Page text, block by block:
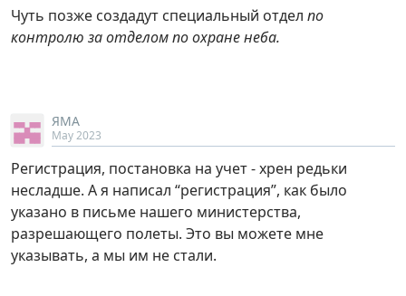
Чуть позже создадут специальный отдел по
контролю за отделом по охране неба.
ЯМА
May 2023
Регистрация, постановка на учет - хрен редьки
несладше. А я написал “регистрация”, как было
указано в письме нашего министерства,
разрешающего полеты. Это вы можете мне
указывать, а мы им не стали.